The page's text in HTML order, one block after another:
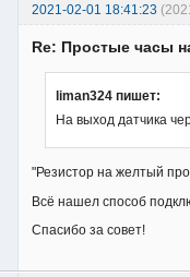
2021-02-01 18:41:23
Re: Простые часы
liman324 пишет:
На выход датчика
"Резистор на желтый
Всё нашел способ
Спасибо за совет!